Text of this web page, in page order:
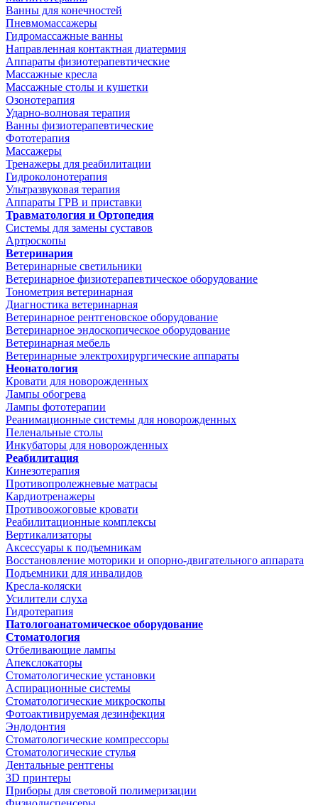
Ванны для конечностей
Пневмомассажеры
Гидромассажные ванны
Направленная контактная диатермия
Аппараты физиотерапевтические
Массажные кресла
Массажные столы и кушетки
Озонотерапия
Ударно-волновая терапия
Ванны физиотерапевтические
Фототерапия
Массажеры
Тренажеры для реабилитации
Гидроколонотерапия
Ультразвуковая терапия
Аппараты ГРВ и приставки
Травматология и Ортопедия
Системы для замены суставов
Артроскопы
Ветеринария
Ветеринарные светильники
Ветеринарное физиотерапевтическое оборудование
Тонометрия ветеринарная
Диагностика ветеринарная
Ветеринарное рентгеновское оборудование
Ветеринарное эндоскопическое оборудование
Ветеринарная мебель
Ветеринарные электрохирургические аппараты
Неонатология
Кровати для новорожденных
Лампы обогрева
Лампы фототерапии
Реанимационные системы для новорожденных
Пеленальные столы
Инкубаторы для новорожденных
Реабилитация
Кинезотерапия
Противопролежневые матрасы
Кардиотренажеры
Противоожоговые кровати
Реабилитационные комплексы
Вертикализаторы
Аксессуары к подъемникам
Восстановление моторики и опорно-двигательного аппарата
Подъемники для инвалидов
Кресла-коляски
Усилители слуха
Гидротерапия
Патологоанатомическое оборудование
Стоматология
Отбеливающие лампы
Апекслокаторы
Стоматологические установки
Аспирационные системы
Стоматологические микроскопы
Фотоактивируемая дезинфекция
Эндодонтия
Стоматологические компрессоры
Стоматологические стулья
Дентальные рентгены
3D принтеры
Приборы для световой полимеризации